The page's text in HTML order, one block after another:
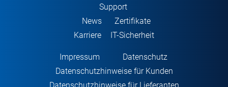
Support
News
Zertifikate
Karriere
IT-Sicherheit
Impressum
Datenschutz
Datenschutzhinweise für Kunden